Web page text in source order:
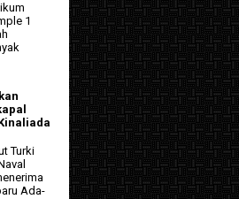
1
Turki
Ada-